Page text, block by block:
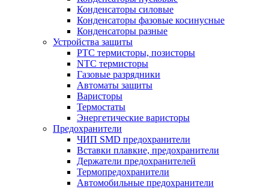
Конденсаторы силовые
Конденсаторы фазовые косинусные
Конденсаторы разные
Устройства защиты
PTC термисторы, позисторы
NTC термисторы
Газовые разрядники
Автоматы защиты
Варисторы
Термостаты
Энергетические варисторы
Предохранители
ЧИП SMD предохранители
Вставки плавкие, предохранители
Держатели предохранителей
Термопредохранители
Автомобильные предохранители